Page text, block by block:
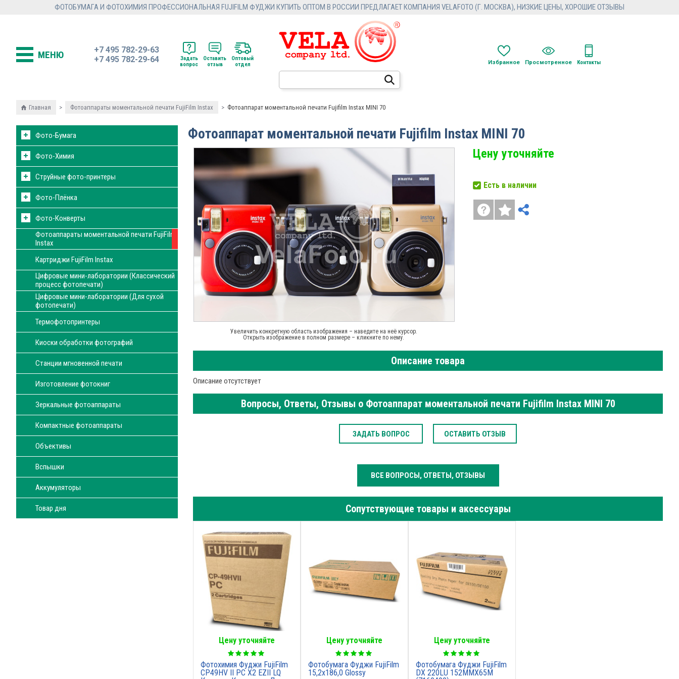
ФОТОБУМАГА И ФОТОХИМИЯ ПРОФЕССИОНАЛЬНАЯ FUJIFILM ФУДЖИ КУПИТЬ ОПТОМ В РОССИИ ПРЕДЛАГАЕТ КОМПАНИЯ VELAFOTO (Г. МОСКВА), НИЗКИЕ ЦЕНЫ, ХОРОШИЕ ОТЗЫВЫ
МЕНЮ
+7 495 782-29-63
+7 495 782-29-64
Задать
вопрос
Оставить
отзыв
Оптовый
отдел
Избранное Просмотренное Контакты
Главная > Фотоаппараты моментальной печати FujiFilm Instax > Фотоаппарат моментальной печати Fujifilm Instax MINI 70
Фото-Бумага
Фото-Химия
Струйные фото-принтеры
Фото-Плёнка
Фото-Конверты
Фотоаппараты моментальной печати FujiFilm
Instax
Картриджи FujiFilm Instax
Цифровые мини-лаборатории (Классический
процесс фотопечати)
Цифровые мини-лаборатории (Для сухой
фотопечати)
Термофотопринтеры
Киоски обработки фотографий
Станции мгновенной печати
Изготовление фотокниг
Зеркальные фотоаппараты
Компактные фотоаппараты
Объективы
Вспышки
Аккумуляторы
Товар дня
Фотоаппарат моментальной печати Fujifilm Instax MINI 70
Увеличить конкретную область изображения – наведите на неё курсор.
Открыть изображение в полном размере – кликните по нему.
Цену уточняйте
Есть в наличии
Описание товара
Описание отсутствует
Вопросы, Ответы, Отзывы о Фотоаппарат моментальной печати Fujifilm Instax MINI 70
ЗАДАТЬ ВОПРОС ОСТАВИТЬ ОТЗЫВ
ВСЕ ВОПРОСЫ, ОТВЕТЫ, ОТЗЫВЫ
Сопутствующие товары и аксессуары
Цену уточняйте
Фотохимия Фуджи FujiFilm
CP49HV II PC X2 EZII LQ
Цену уточняйте
Фотобумага Фуджи FujiFilm
15,2х186,0 Glossу
Цену уточняйте
Фотобумага Фуджи FujiFilm
DX 220LU 152MMX65M